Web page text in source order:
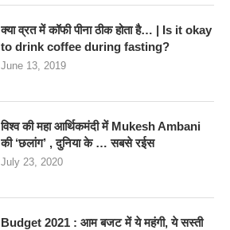
क्या व्रत में कॉफी पीना ठीक होता है… | Is it okay
to drink coffee during fasting?
June 13, 2019
विश्व की महा आर्थिकमंदी में Mukesh Ambani
की ‘छलांग’ , दुनिया के … सबसे रईस
July 23, 2020
Budget 2021 : आम बजट में ये महंगी, ये सस्‍ती